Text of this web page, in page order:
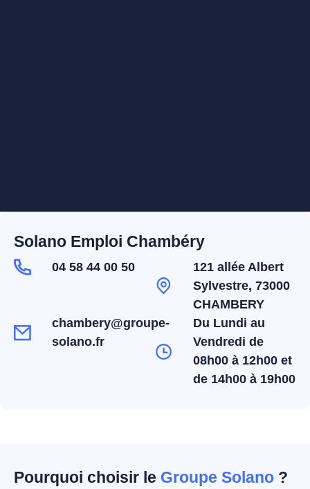
Solano Emploi Chambéry
04 58 44 00 50
121 allée Albert
Sylvestre, 73000
CHAMBERY
chambery@groupe-
solano.fr
Du Lundi au
Vendredi de
08h00 à 12h00 et
de 14h00 à 19h00
Pourquoi choisir le Groupe Solano ?